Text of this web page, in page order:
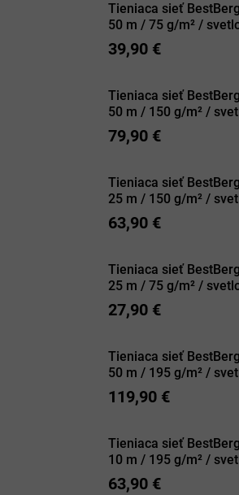
Tieniaca sieť
50 m / 75 g/m² /
39,90 €
Tieniaca sieť
50 m / 150 g/m² /
79,90 €
Tieniaca sieť
25 m / 150 g/m² /
63,90 €
Tieniaca sieť
25 m / 75 g/m² /
27,90 €
Tieniaca sieť
50 m / 195 g/m² /
119,90 €
Tieniaca sieť
10 m / 195 g/m² /
63,90 €